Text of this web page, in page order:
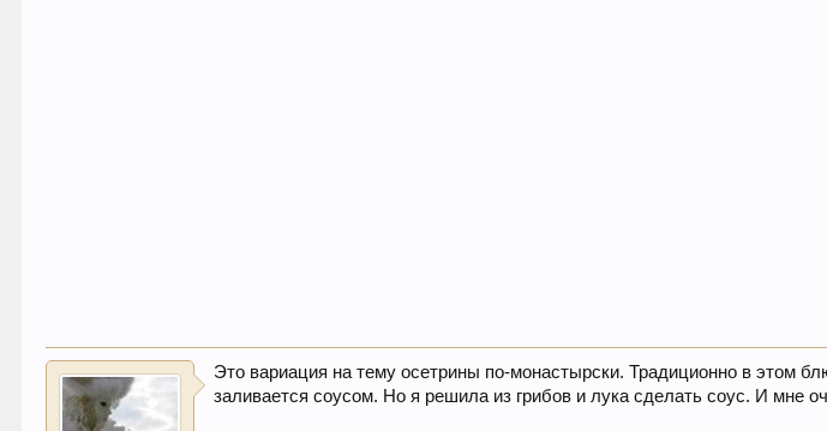
Это вариация на тему осетрины по-монастырски. Традиционно в этом
заливается соусом. Но я решила из грибов и лука сделать соус. И мне